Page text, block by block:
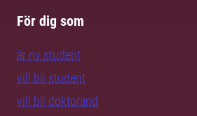
För dig som
är ny student
vill bli student
vill bli doktorand